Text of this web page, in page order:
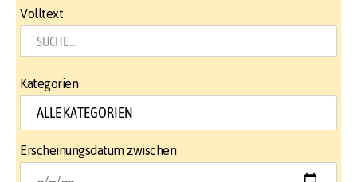
Volltext
Kategorien
Erscheinungsdatum zwischen